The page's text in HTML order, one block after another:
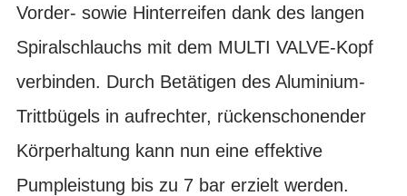
Vorder- sowie Hinterreifen dank des langen
Spiralschlauchs mit dem MULTI VALVE-Kopf
verbinden. Durch Betätigen des Aluminium-
Trittbügels in aufrechter, rückenschonender
Körperhaltung kann nun eine effektive
Pumpleistung bis zu 7 bar erzielt werden.